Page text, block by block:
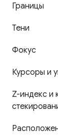
Границы
Тени
Фокус
Курсоры и
Z-индекс и